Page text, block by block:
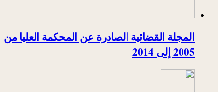
المجلة القضائية الصادرة عن المحكمة العليا من
2005 إلى 2014